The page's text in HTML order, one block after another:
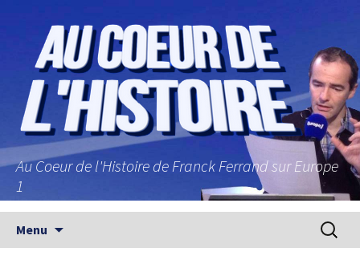
Au Coeur de l'Histoire de Franck Ferrand sur Europe
1
Menu